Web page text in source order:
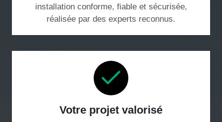
installation conforme, fiable et sécurisée,
réalisée par des experts reconnus.
Votre projet valorisé